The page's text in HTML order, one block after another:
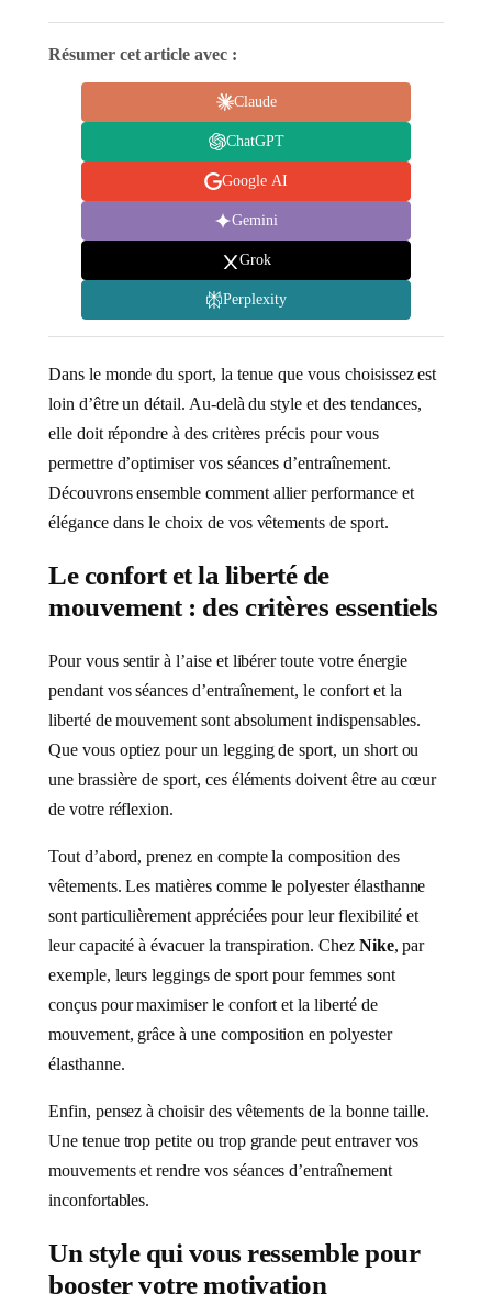
Résumer cet article avec :
Claude
ChatGPT
Google AI
Gemini
Grok
Perplexity
Dans le monde du sport, la tenue que vous choisissez est
loin d’être un détail. Au-delà du style et des tendances,
elle doit répondre à des critères précis pour vous
permettre d’optimiser vos séances d’entraînement.
Découvrons ensemble comment allier performance et
élégance dans le choix de vos vêtements de sport.
Le confort et la liberté de
mouvement : des critères essentiels
Pour vous sentir à l’aise et libérer toute votre énergie
pendant vos séances d’entraînement, le confort et la
liberté de mouvement sont absolument indispensables.
Que vous optiez pour un legging de sport, un short ou
une brassière de sport, ces éléments doivent être au cœur
de votre réflexion.
Tout d’abord, prenez en compte la composition des
vêtements. Les matières comme le polyester élasthanne
sont particulièrement appréciées pour leur flexibilité et
leur capacité à évacuer la transpiration. Chez Nike, par
exemple, leurs leggings de sport pour femmes sont
conçus pour maximiser le confort et la liberté de
mouvement, grâce à une composition en polyester
élasthanne.
Enfin, pensez à choisir des vêtements de la bonne taille.
Une tenue trop petite ou trop grande peut entraver vos
mouvements et rendre vos séances d’entraînement
inconfortables.
Un style qui vous ressemble pour
booster votre motivation